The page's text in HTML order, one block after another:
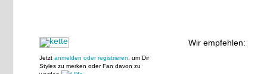
Jetzt anmelden oder registrieren , um Dir
Styles zu merken oder Fan davon zu
Wir empfehlen: